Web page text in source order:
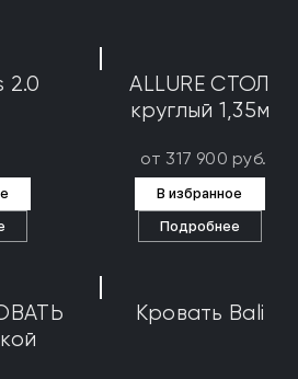
2.0
ALLURE СТОЛ
круглый 1,35м
от 317 900 руб.
В избранное
Подробнее
Кровать Bali